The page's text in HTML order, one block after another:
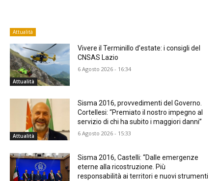
Attualità
Attualità
Vivere il Terminillo d’estate: i consigli del
CNSAS Lazio
6 Agosto 2026 - 16:34
Attualità
Sisma 2016, provvedimenti del Governo.
Cortellesi: “Premiato il nostro impegno al
servizio di chi ha subito i maggiori danni”
6 Agosto 2026 - 15:33
Sisma 2016, Castelli: “Dalle emergenze
eterne alla ricostruzione. Più
responsabilità ai territori e nuovi strumenti